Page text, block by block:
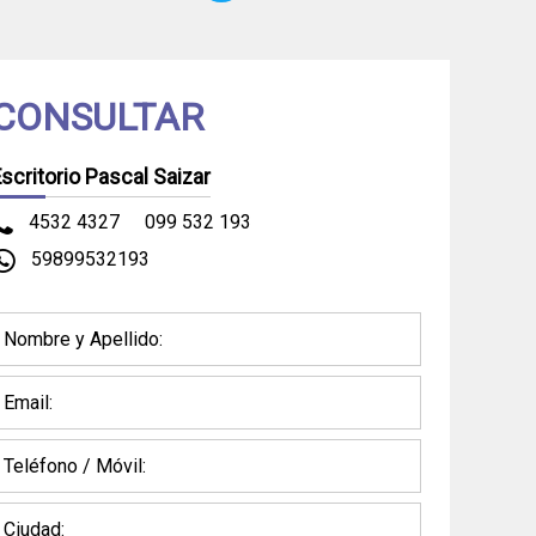
Pascal Saizar
4532 4327
099 532 193
59899532193